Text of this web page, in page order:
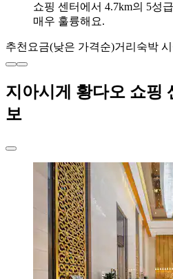
쇼핑 센터에서 4.7km의 5성
매우 훌륭해요.
추천 요금(낮은 가격순)거리 숙박
지아시게 황다오 쇼핑
보